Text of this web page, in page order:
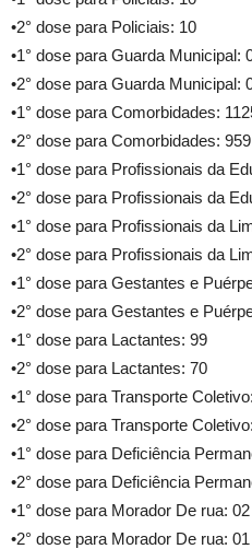
•2° dose para Policiais: 10
•1° dose para Guarda Municipal:
•2° dose para Guarda Municipal:
•1° dose para Comorbidades:
•2° dose para Comorbidades: 959
•1° dose para Profissionais da
•2° dose para Profissionais da
•1° dose para Profissionais da
•2° dose para Profissionais da
•1° dose para Gestantes e
•2° dose para Gestantes e
•1° dose para Lactantes: 99
•2° dose para Lactantes: 70
•1° dose para Transporte
•2° dose para Transporte
•1° dose para Deficiência
•2° dose para Deficiência
•1° dose para Morador De rua: 02
•2° dose para Morador De rua: 01